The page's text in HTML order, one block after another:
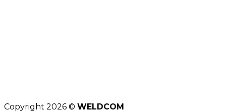
Copyright 2026 © WELDCOM